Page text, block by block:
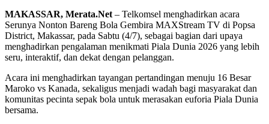
MAKASSAR, Merata.Net – Telkomsel menghadirkan acara
Serunya Nonton Bareng Bola Gembira MAXStream TV di Popsa
District, Makassar, pada Sabtu (4/7), sebagai bagian dari upaya
menghadirkan pengalaman menikmati Piala Dunia 2026 yang lebih
seru, interaktif, dan dekat dengan pelanggan.
Acara ini menghadirkan tayangan pertandingan menuju 16 Besar
Maroko vs Kanada, sekaligus menjadi wadah bagi masyarakat dan
komunitas pecinta sepak bola untuk merasakan euforia Piala Dunia
bersama.